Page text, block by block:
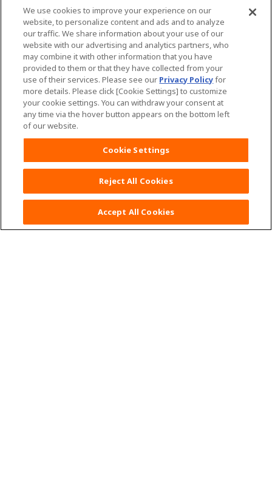
หน้าหลัก เคล็ดลับคุณแม่
ผลิตภัณฑ์มามี่โพโค
ดูผลิตภัณฑ์ทั้งหมด
MamyPoko Super Premium organic
มามี่โพโค ซูเปอร์ พรีเมี่ยม ออร์แกนิค
MamyPoko Pants Super Premium organic
มามี่โพโค แพ้นท์ ซุปเปอร์ พรีเมี่ยม ออร์แกนิค
MamyPoko Premium Extra Dry
มามี่โพโค พรีเมี่ยม เอม เพอร์เฟกต์ ดราย
MamyPoko Pants Premium Aim Perfect Dry
We use cookies to improve your experience on our
website, to personalize content and ads and to analyze
our traffic. We share information about your use of our
website with our advertising and analytics partners, who
may combine it with other information that you have
provided to them or that they have collected from your
use of their services. Please see our Privacy Policyfor
more details. Please click [Cookie Settings] to customize
your cookie settings. You can withdraw your consent at
any time via the hover button appears on the bottom left
of our website.
Cookie Settings
Reject All Cookies
Accept All Cookies